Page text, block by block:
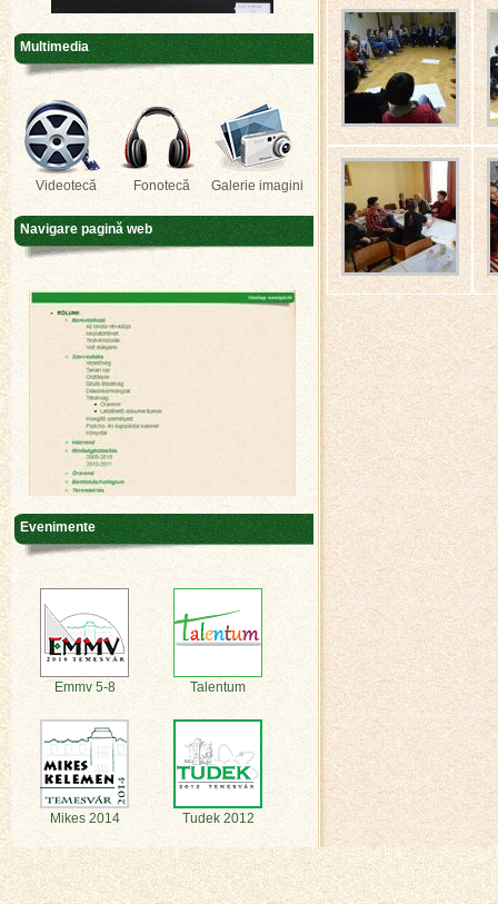
Multimedia
Videotecă Fonotecă Galerie imagini
Navigare pagină web
Evenimente
Emmv 5-8 Talentum
Mikes 2014 Tudek 2012